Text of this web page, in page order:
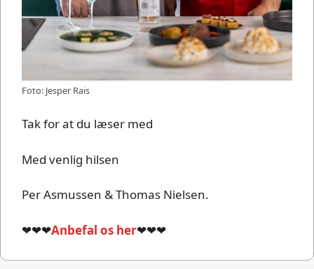
Foto: Jesper Rais
Tak for at du læser med
Med venlig hilsen
Per Asmussen & Thomas Nielsen.
❤❤❤Anbefal os her❤❤❤